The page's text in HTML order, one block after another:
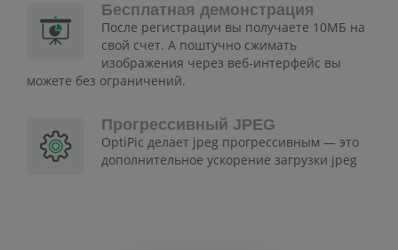
Бесплатная демонстрация
После регистрации вы получаете 10МБ на
свой счет. А поштучно сжимать
изображения через веб-интерфейс вы
можете без ограничений.
Прогрессивный JPEG
OptiPic делает jpeg прогрессивным — это
дополнительное ускорение загрузки jpeg